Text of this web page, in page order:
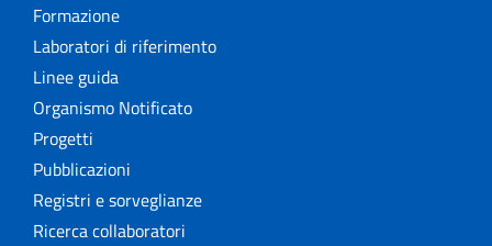
Formazione
Laboratori di riferimento
Linee guida
Organismo Notificato
Progetti
Pubblicazioni
Registri e sorveglianze
Ricerca collaboratori